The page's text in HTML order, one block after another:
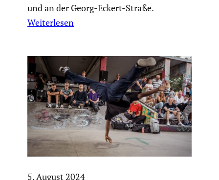
und an der Georg-Eckert-Straße.
Weiterlesen
5. August 2024